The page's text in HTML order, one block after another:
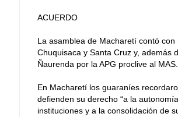
ACUERDO
La asamblea de Macharetí contó
Chuquisaca y Santa Cruz y, además
Ñaurenda por la APG proclive al MAS.
En Macharetí los guaraníes
defienden su derecho “a la
instituciones y a la consolidación de